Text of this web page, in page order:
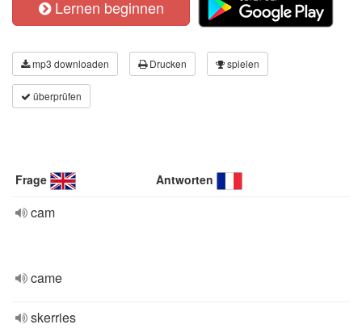
Lernen beginnen
mp3 downloaden Drucken spielen
überprüfen
Frage Antworten
cam
came
skerries